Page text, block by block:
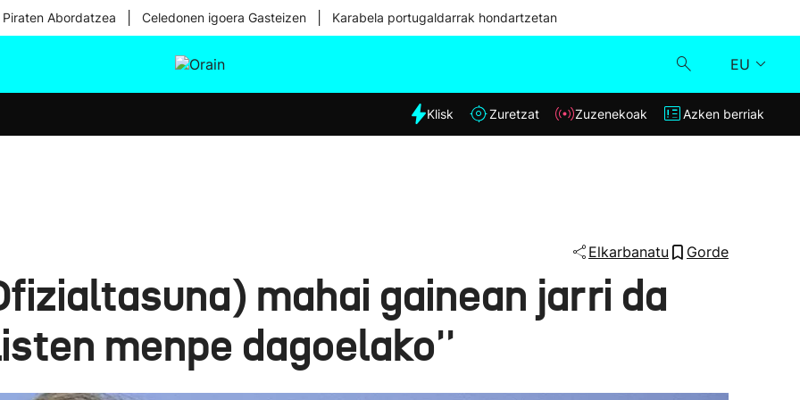
Abordatzea Celedonen igoera Gasteizen Karabela portugaldarrak hondartzetan
EU
Eguraldia
Klisk
Klisk Zuretzat Zuzenekoak Azken berriak
Elkarbanatu Gorde
mahai gainean jarri da
menpe dagoelako''